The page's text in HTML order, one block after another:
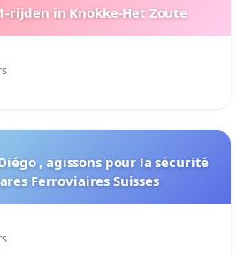
rijden in Knokke-Het Zoute
, agissons pour la sécurité
Ferroviaires Suisses